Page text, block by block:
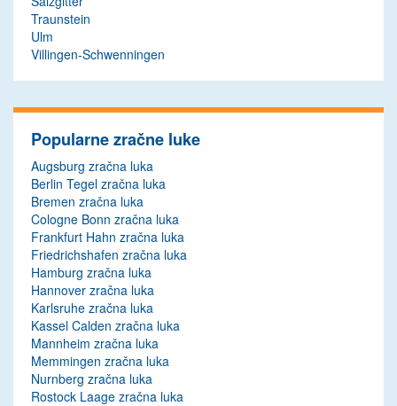
Traunstein
Ulm
Villingen-Schwenningen
Popularne zračne luke
Augsburg zračna luka
Berlin Tegel zračna luka
Bremen zračna luka
Cologne Bonn zračna luka
Frankfurt Hahn zračna luka
Friedrichshafen zračna luka
Hamburg zračna luka
Hannover zračna luka
Karlsruhe zračna luka
Kassel Calden zračna luka
Mannheim zračna luka
Memmingen zračna luka
Nurnberg zračna luka
Rostock Laage zračna luka